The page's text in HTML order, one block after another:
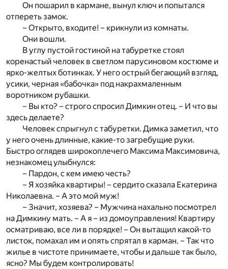
Он пошарил в кармане, вынул ключ и попытался
отпереть замок.
– Открыто, входите! – крикнули из комнаты.
Они вошли.
В углу пустой гостиной на табуретке стоял
коренастый человек в светлом парусиновом костюме и
ярко-желтых ботинках. У него острый бегающий взгляд,
усики, черная «бабочка» под накрахмаленным
воротником рубашки.
– Вы кто? – строго спросил Димкин отец. – И что вы
здесь делаете?
Человек спрыгнул с табуретки. Димка заметил, что
у него очень длинные, какие-то загребущие руки.
Быстро оглядев широкоплечего Максима Максимовича,
незнакомец улыбнулся:
– Пардон, с кем имею честь?
– Я хозяйка квартиры! – сердито сказала Екатерина
Николаевна. – А это мой муж!
– Значит, хозяева? – Мужчина нахально посмотрел
на Димкину мать. – А я – из домоуправления! Квартиру
осматриваю, все ли в порядке! – Он вытащил какой-то
листок, помахал им и опять спрятал в карман. – Так что
жилье в чистоте принимаете, чтобы и дальше так было,
ясно? Мы будем контролировать!